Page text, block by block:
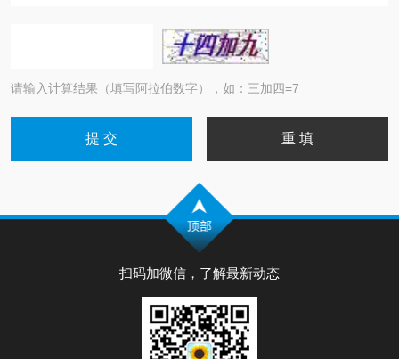
请输入计算结果（填写阿拉伯数字），如：三加四=7
扫码加微信，了解最新动态